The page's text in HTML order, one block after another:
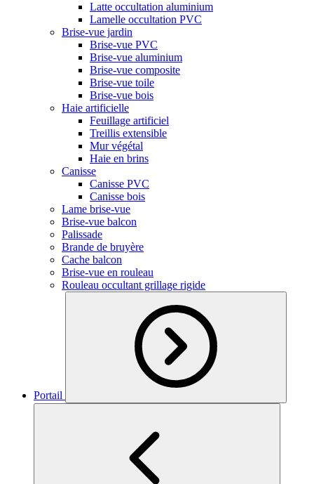
Latte occultation aluminium
Lamelle occultation PVC
Brise-vue jardin
Brise-vue PVC
Brise-vue aluminium
Brise-vue composite
Brise-vue toile
Brise-vue bois
Haie artificielle
Feuillage artificiel
Treillis extensible
Mur végétal
Haie en brins
Canisse
Canisse PVC
Canisse bois
Lame brise-vue
Brise-vue balcon
Palissade
Brande de bruyère
Cache balcon
Brise-vue en rouleau
Rouleau occultant grillage rigide
Portail